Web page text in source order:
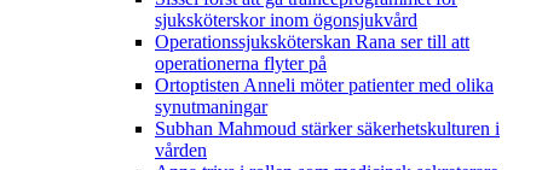
sjuksköterskor inom ögonsjukvård
Operationssjuksköterskan Rana ser till att
operationerna flyter på
Ortoptisten Anneli möter patienter med olika
synutmaningar
Subhan Mahmoud stärker säkerhetskulturen i
vården